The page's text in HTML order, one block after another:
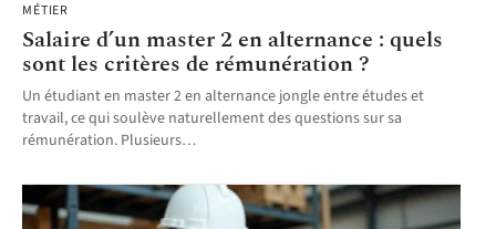
MÉTIER
Salaire d’un master 2 en alternance : quels
sont les critères de rémunération ?
Un étudiant en master 2 en alternance jongle entre études et
travail, ce qui soulève naturellement des questions sur sa
rémunération. Plusieurs…